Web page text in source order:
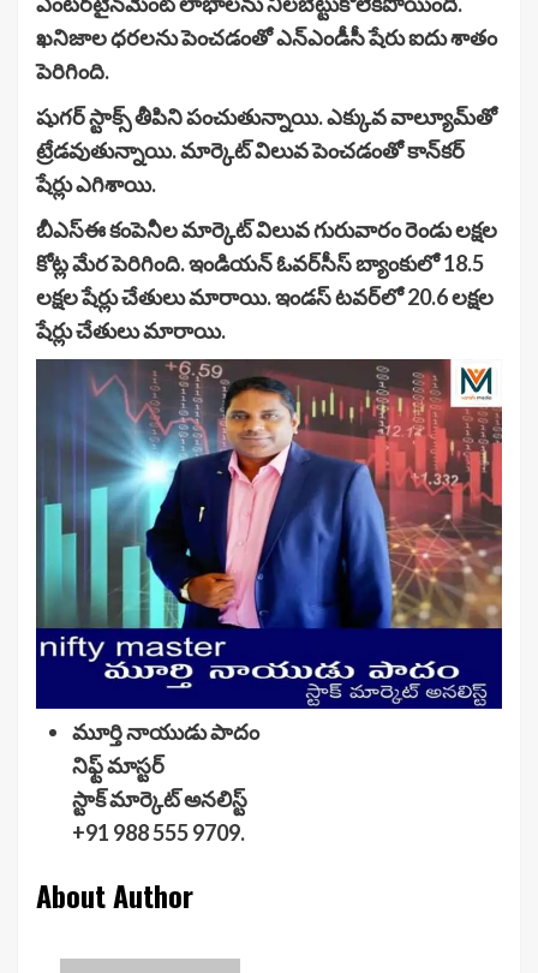
ఖనిజాల ధరలను పెంచడంతో ఎన్‌ఎండీసీ షేరు ఐదు శాతం
పెరిగింది.
షుగర్‌ స్టాక్స్‌ తీపిని పంచుతున్నాయి. ఎక్కువ వాల్యూమ్‌తో
ట్రేడవుతున్నాయి. మార్కెట్‌ విలువ పెంచడంతో కాన్‌కర్‌
షేర్లు ఎగిశాయి.
బీఎస్‌ఈ కంపెనీల మార్కెట్‌ విలువ గురువారం రెండు లక్షల
కోట్ల మేర పెరిగింది. ఇండియన్‌ ఓవర్‌సీస్‌ బ్యాంకులో 18.5
లక్షల షేర్లు చేతులు మారాయి. ఇండస్‌ టవర్‌లో 20.6 లక్షల
షేర్లు చేతులు మారాయి.
మూర్తి నాయుడు పాదం
నిఫ్ట్ మాస్టర్
స్టాక్ మార్కెట్ అనలిస్ట్
+91 988 555 9709.
About Author